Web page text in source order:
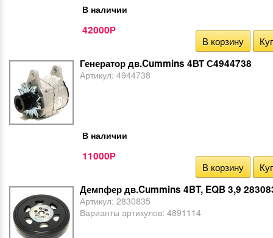
В наличии
42000Р
В корзину
Генератор дв.Cummins 4ВТ С4944738
Артикул: 4944738
В наличии
11000Р
В корзину
Демпфер дв.Cummins 4BT, EQB 3,9
Артикул: 2830835
Варианты артикулов: 4891114